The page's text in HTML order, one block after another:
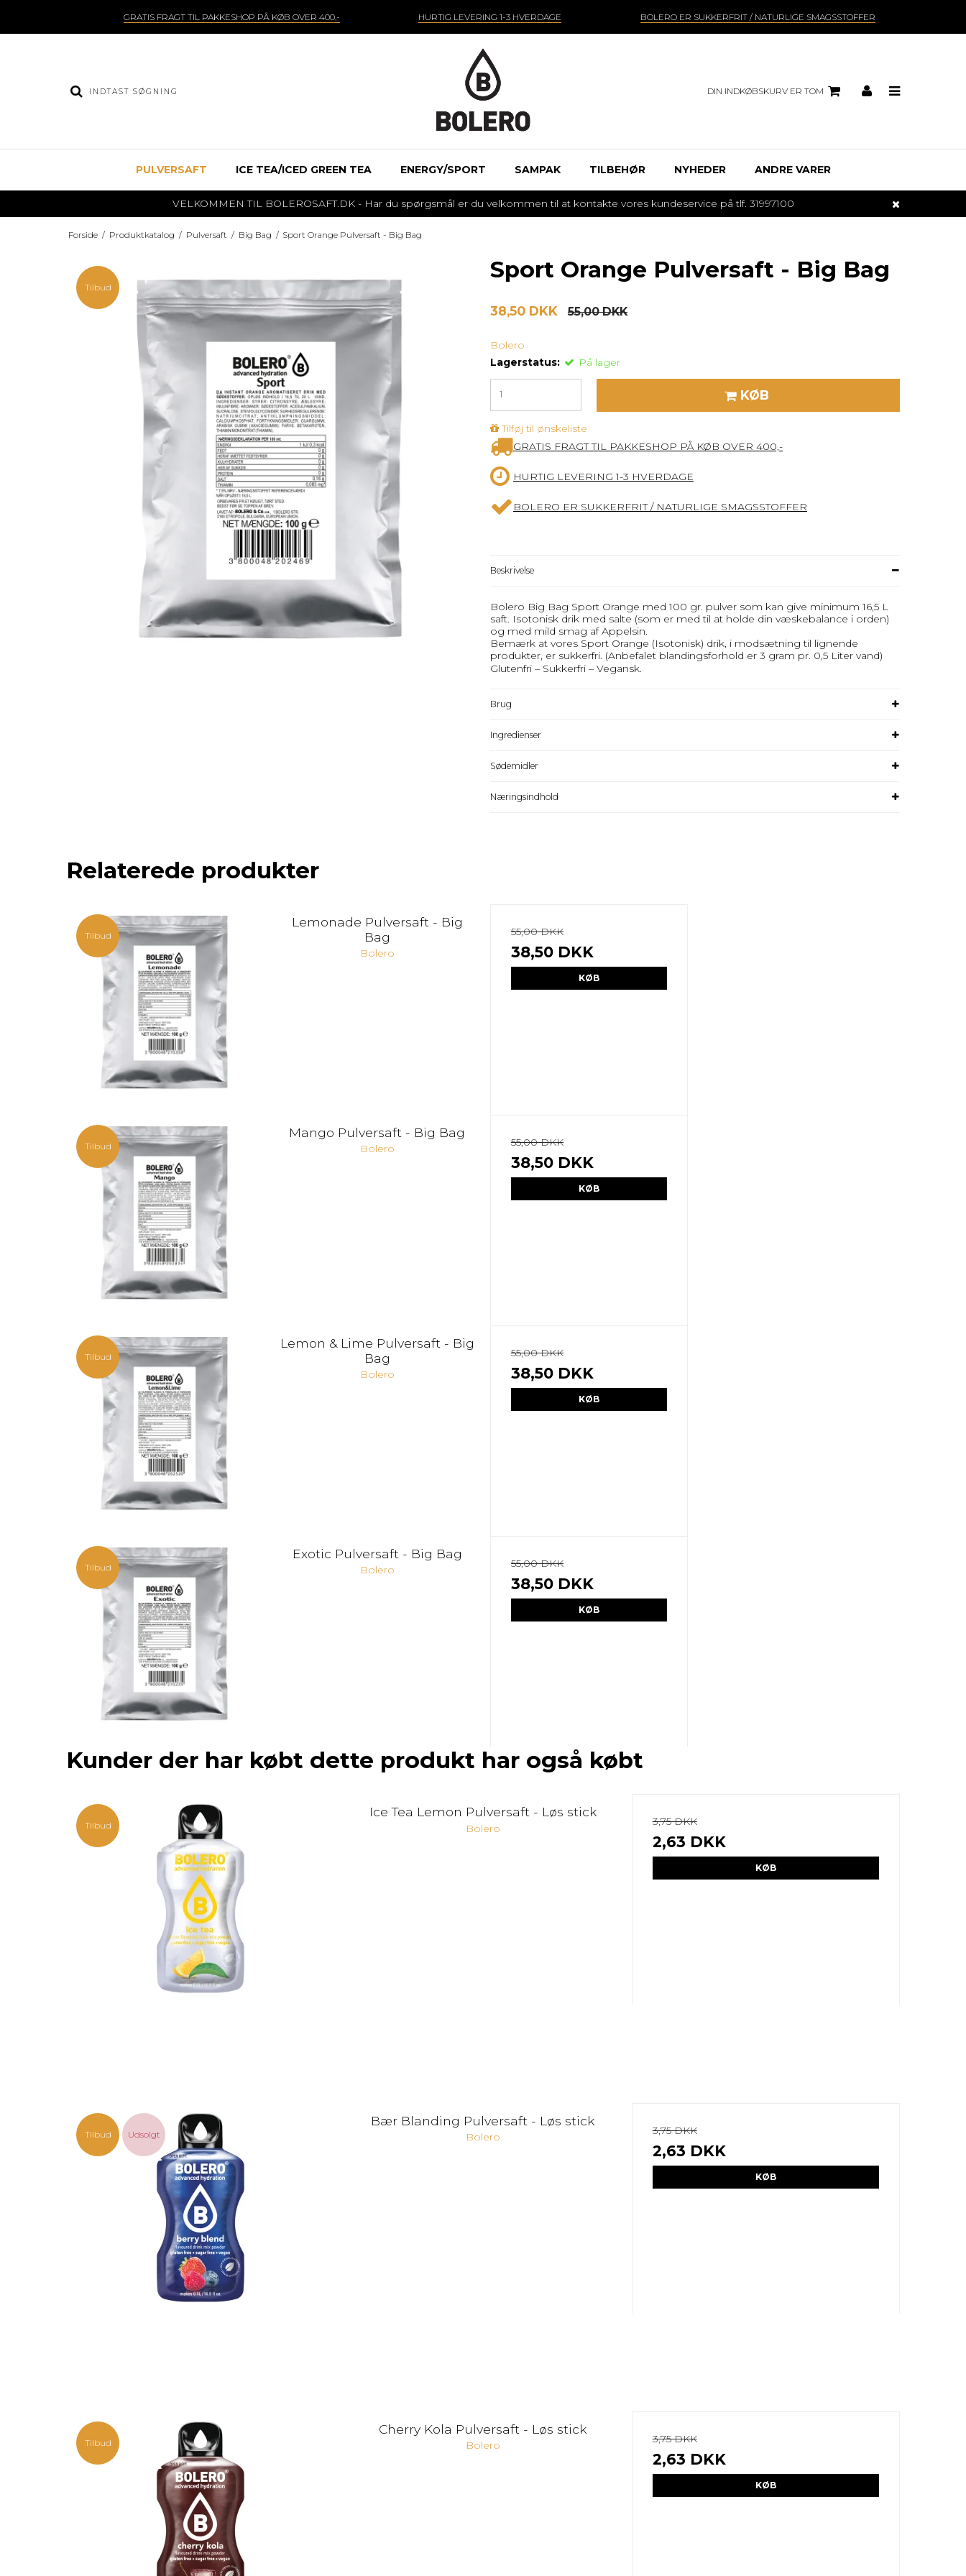
GRATIS FRAGT TIL PAKKESHOP PÅ KØB OVER 400,- HURTIG LEVERING 1-3 HVERDAGE BOLERO ER SUKKERFRIT / NATURLIGE SMAGSSTOFFER
DIN INDKØBSKURV ER TOM
PULVERSAFT ICE TEA/ICED GREEN TEA ENERGY/SPORT SAMPAK TILBEHØR NYHEDER ANDRE VARER
VELKOMMEN TIL BOLEROSAFT.DK - Har du spørgsmål er du velkommen til at kontakte vores kundeservice på tlf. 31997100
Forside / Produktkatalog / Pulversaft / Big Bag / Sport Orange Pulversaft - Big Bag
Tilbud
Sport Orange Pulversaft - Big Bag
38,50 DKK 55,00 DKK
Bolero
Lagerstatus:
På lager
KØB
Tilføj til ønskeliste
GRATIS FRAGT TIL PAKKESHOP PÅ KØB OVER 400,-
HURTIG LEVERING 1-3 HVERDAGE
BOLERO ER SUKKERFRIT / NATURLIGE SMAGSSTOFFER
Beskrivelse
Bolero Big Bag Sport Orange med 100 gr. pulver som kan give minimum 16,5 L
saft. Isotonisk drik med salte (som er med til at holde din væskebalance i orden)
og med mild smag af Appelsin.
Bemærk at vores Sport Orange (Isotonisk) drik, i modsætning til lignende
produkter, er sukkerfri. (Anbefalet blandingsforhold er 3 gram pr. 0,5 Liter vand)
Glutenfri – Sukkerfri – Vegansk.
Brug
Ingredienser
Sødemidler
Næringsindhold
Relaterede produkter
Tilbud
Lemonade Pulversaft - Big
Bag
Bolero
55,00 DKK
38,50 DKK
KØB
Tilbud
Mango Pulversaft - Big Bag
Bolero
55,00 DKK
38,50 DKK
KØB
Tilbud
Lemon & Lime Pulversaft - Big
Bag
Bolero
55,00 DKK
38,50 DKK
KØB
Tilbud
Exotic Pulversaft - Big Bag
Bolero
55,00 DKK
38,50 DKK
KØB
Kunder der har købt dette produkt har også købt
Tilbud
Ice Tea Lemon Pulversaft - Løs stick
Bolero
3,75 DKK
2,63 DKK
KØB
Tilbud Udsolgt
Bær Blanding Pulversaft - Løs stick
Bolero
3,75 DKK
2,63 DKK
KØB
Tilbud
Cherry Kola Pulversaft - Løs stick
Bolero
3,75 DKK
2,63 DKK
KØB